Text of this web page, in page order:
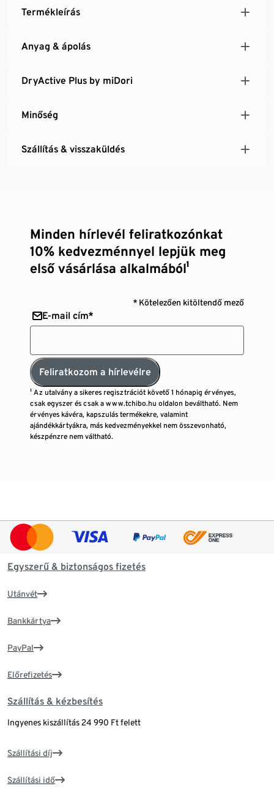
Fényvisszaverő nyomott mintákkal
Termékleírás
Anyag & ápolás
DryActive Plus by miDori
Minőség
Szállítás & visszaküldés
Minden hírlevél feliratkozónkat
10% kedvezménnyel lepjük meg
első vásárlása alkalmából¹
* Kötelezően kitöltendő mező
E-mail cím*
Feliratkozom a hírlevélre
¹ Az utalvány a sikeres regisztrációt követő 1 hónapig érvényes,
csak egyszer és csak a www.tchibo.hu oldalon beváltható. Nem
érvényes kávéra, kapszulás termékekre, valamint
ajándékkártyákra, más kedvezményekkel nem összevonható,
készpénzre nem váltható.
Egyszerű & biztonságos fizetés
Utánvét
Bankkártya
PayPal
Előrefizetés
Szállítás & kézbesítés
Ingyenes kiszállítás 24 990 Ft felett
Szállítási díj
Szállítási idő